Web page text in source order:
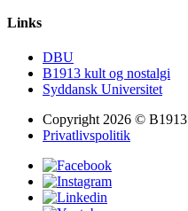
Links
DBU
B1913 kult og nostalgi
Syddansk Universitet
Copyright 2026 © B1913
Privatlivspolitik